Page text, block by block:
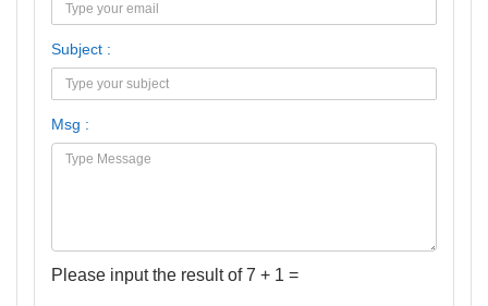
Subject :
Msg :
Please input the result of 7 + 1 =